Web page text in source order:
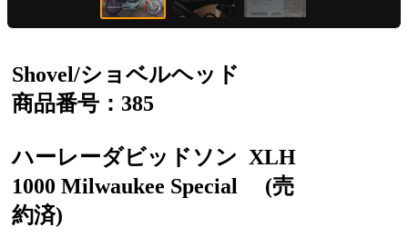
Shovel/ショベルヘッド
商品番号：385
ハーレーダビッドソン XLH
1000 Milwaukee Special
(売
約済)